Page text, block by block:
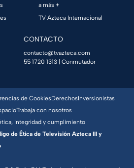
a más +
TV Azteca Internacional
CONTACTO
contacto@tvazteca.com
55 1720 1313 | Conmutador
de CookiesDerechosInversionistas
Trabaja con nosotros
integridad y cumplimiento
de Ética de Televisión Azteca III y